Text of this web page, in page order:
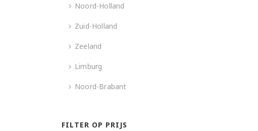
Noord-Holland
Zuid-Holland
Zeeland
Limburg
Noord-Brabant
FILTER OP PRIJS